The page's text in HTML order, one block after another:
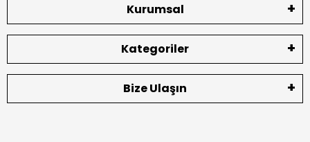
Kurumsal
Kategoriler
Bize Ulaşın